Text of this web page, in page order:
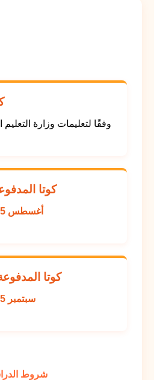
وفقًا لتعليمات وزارة التعليم
كوتا
18 أغسطس 2025
كوتا
30 سبتمبر 2025
5.2 شروط